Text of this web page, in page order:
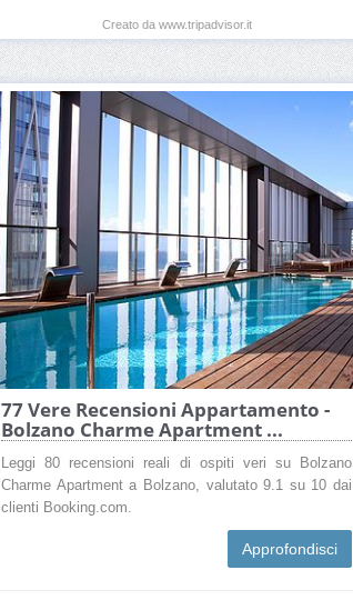
Creato da www.tripadvisor.it
77 Vere Recensioni Appartamento -
Bolzano Charme Apartment ...
Leggi 80 recensioni reali di ospiti veri su Bolzano
Charme Apartment a Bolzano, valutato 9.1 su 10 dai
clienti Booking.com.
Approfondisci